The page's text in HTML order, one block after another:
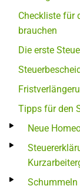
Checkliste für
brauchen
Die erste
Tipps für den
Neue
Schummeln